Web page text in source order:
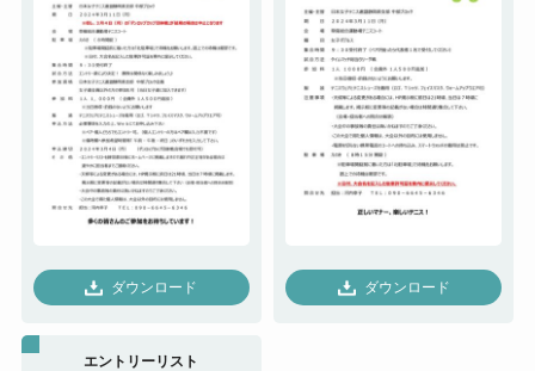
ダウンロード ダウンロード
エントリーリスト